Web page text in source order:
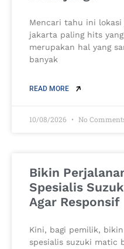
Mencari tahu ini
jakarta paling hits
merupakan hal yang
banyak
READ MORE
10/08/2026 No
Bikin
Spesialis
Agar Responsif
Kini, bagi pemilik,
spesialis suzuki matic